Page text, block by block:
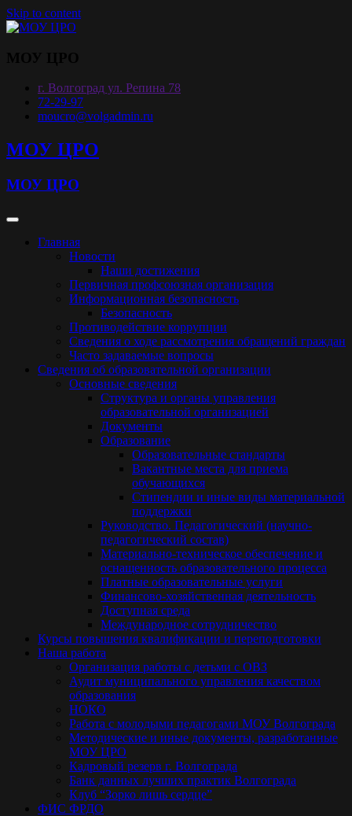
Skip to content
г. Волгоград ул. Репина 78
72-29-97
moucro@volgadmin.ru
МОУ ЦРО
МОУ ЦРО
Главная
Новости
Наши достижения
Первичная профсоюзная организация
Информационная безопасность
Безопасность
Противодействие коррупции
Сведения о ходе рассмотрения обращений граждан
Часто задаваемые вопросы
Сведения об образовательной организации
Основные сведения
Структура и органы управления
образовательной организацией
Документы
Образование
Образовательные стандарты
Вакантные места для приема
обучающихся
Стипендии и иные виды материальной
поддержки
Руководство. Педагогический (научно-
педагогический состав)
Материально-техническое обеспечение и
оснащенность образовательного процесса
Платные образовательные услуги
Финансово-хозяйственная деятельность
Доступная среда
Международное сотрудничество
Курсы повышения квалификации и переподготовки
Наша работа
Организация работы с детьми с ОВЗ
Аудит муниципального управления качеством
образования
НОКО
Работа с молодыми педагогами МОУ Волгограда
Методические и иные документы, разработанные
МОУ ЦРО
Кадровый резерв г. Волгограда
Банк данных лучших практик Волгограда
Клуб “Зорко лишь сердце”
ФИС ФРДО